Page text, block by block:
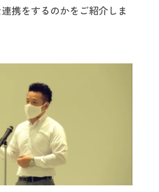
携をするのかをご紹介しま